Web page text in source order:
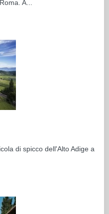
A...
di spicco dell'Alto Adige a